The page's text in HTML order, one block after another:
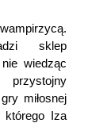
sklep
wiedząc
przystojny
miłosnej
którego Iza